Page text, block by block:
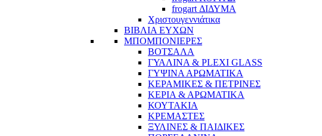
frogart ΔΙΔΥΜΑ
Χριστουγεννιάτικα
ΒΙΒΛΙΑ ΕΥΧΩΝ
ΜΠΟΜΠΟΝΙΕΡΕΣ
ΒΟΤΣΑΛΑ
ΓΥΑΛΙΝΑ & PLEXI GLASS
ΓΥΨΙΝΑ ΑΡΩΜΑΤΙΚΑ
ΚΕΡΑΜΙΚΕΣ & ΠΕΤΡΙΝΕΣ
ΚΕΡΙΑ & ΑΡΩΜΑΤΙΚΑ
ΚΟΥΤΑΚΙΑ
ΚΡΕΜΑΣΤΕΣ
ΞΥΛΙΝΕΣ & ΠΑΙΔΙΚΕΣ